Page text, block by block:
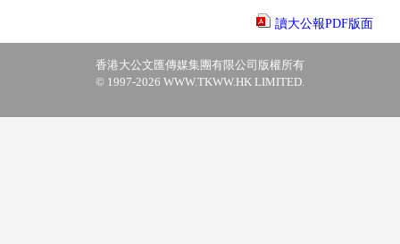
讀大公報PDF版面
香港大公文匯傳媒集團有限公司版權所有
© 1997-2026 WWW.TKWW.HK LIMITED.